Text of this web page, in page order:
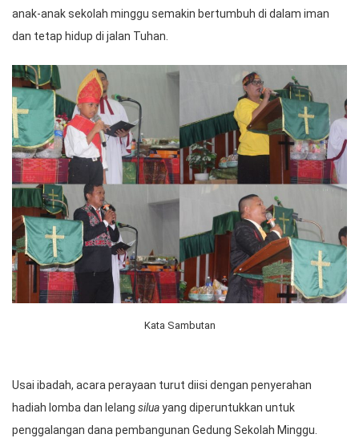
anak-anak sekolah minggu semakin bertumbuh di dalam iman
dan tetap hidup di jalan Tuhan.
Kata Sambutan
Usai ibadah, acara perayaan turut diisi dengan penyerahan
hadiah lomba dan lelang siluayang diperuntukkan untuk
penggalangan dana pembangunan Gedung Sekolah Minggu.